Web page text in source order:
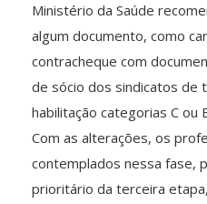
Ministério da Saúde
algum documento, como
contracheque com
de sócio dos sindicatos de
habilitação categorias C ou
Com as alterações, os
contemplados nessa fase,
prioritário da terceira